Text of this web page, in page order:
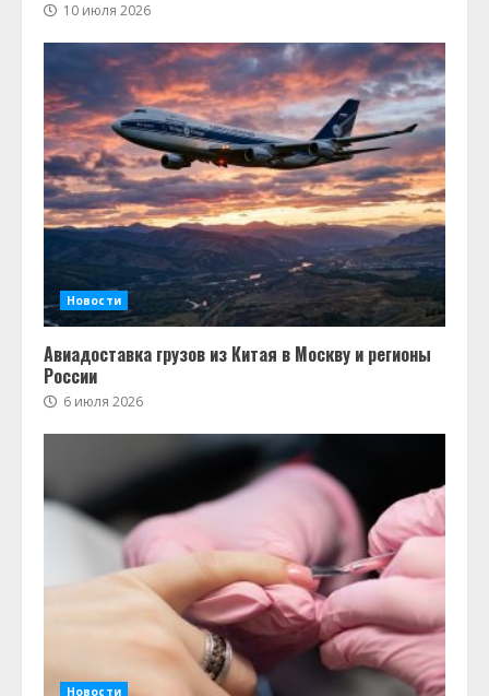
10 июля 2026
Новости
Авиадоставка грузов из Китая в Москву и регионы
России
6 июля 2026
Новости